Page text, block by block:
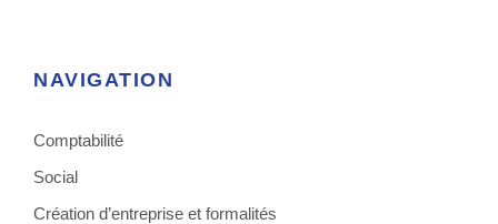
NAVIGATION
Comptabilité
Social
Création d’entreprise et formalités